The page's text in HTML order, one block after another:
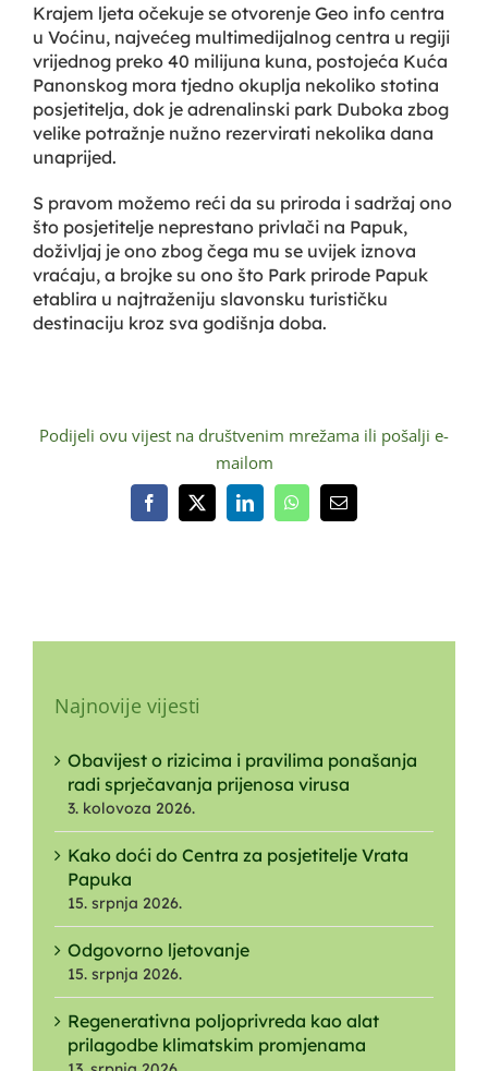
Krajem ljeta očekuje se otvorenje Geo info centra
u Voćinu, najvećeg multimedijalnog centra u regiji
vrijednog preko 40 milijuna kuna, postojeća Kuća
Panonskog mora tjedno okuplja nekoliko stotina
posjetitelja, dok je adrenalinski park Duboka zbog
velike potražnje nužno rezervirati nekolika dana
unaprijed.
S pravom možemo reći da su priroda i sadržaj ono
što posjetitelje neprestano privlači na Papuk,
doživljaj je ono zbog čega mu se uvijek iznova
vraćaju, a brojke su ono što Park prirode Papuk
etablira u najtraženiju slavonsku turističku
destinaciju kroz sva godišnja doba.
Podijeli ovu vijest na društvenim mrežama ili pošalji e-
mailom
Facebook
X LinkedInWhatsAppEmail:
Najnovije vijesti
Obavijest o rizicima i pravilima ponašanja
radi sprječavanja prijenosa virusa
3. kolovoza 2026.
Kako doći do Centra za posjetitelje Vrata
Papuka
15. srpnja 2026.
Odgovorno ljetovanje
15. srpnja 2026.
Regenerativna poljoprivreda kao alat
prilagodbe klimatskim promjenama